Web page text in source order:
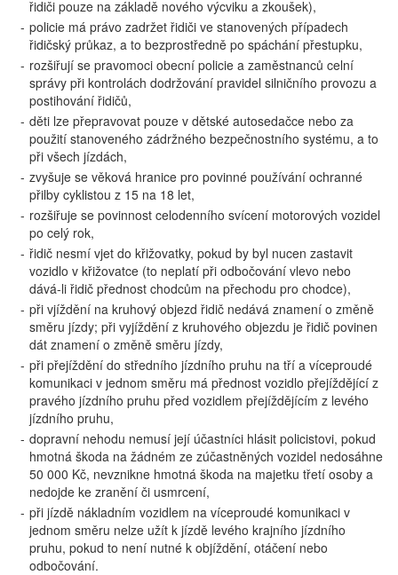
řidiči pouze na základě nového výcviku a zkoušek),
- policie má právo zadržet řidiči ve stanovených případech
řidičský průkaz, a to bezprostředně po spáchání přestupku,
- rozšiřují se pravomoci obecní policie a zaměstnanců celní
správy při kontrolách dodržování pravidel silničního provozu a
postihování řidičů,
- děti lze přepravovat pouze v dětské autosedačce nebo za
použití stanoveného zádržného bezpečnostního systému, a to
při všech jízdách,
- zvyšuje se věková hranice pro povinné používání ochranné
přilby cyklistou z 15 na 18 let,
- rozšiřuje se povinnost celodenního svícení motorových vozidel
po celý rok,
- řidič nesmí vjet do křižovatky, pokud by byl nucen zastavit
vozidlo v křižovatce (to neplatí při odbočování vlevo nebo
dává-li řidič přednost chodcům na přechodu pro chodce),
- při vjíždění na kruhový objezd řidič nedává znamení o změně
směru jízdy; při vyjíždění z kruhového objezdu je řidič povinen
dát znamení o změně směru jízdy,
- při přejíždění do středního jízdního pruhu na tří a víceproudé
komunikaci v jednom směru má přednost vozidlo přejíždějící z
pravého jízdního pruhu před vozidlem přejíždějícím z levého
jízdního pruhu,
- dopravní nehodu nemusí její účastníci hlásit policistovi, pokud
hmotná škoda na žádném ze zúčastněných vozidel nedosáhne
50 000 Kč, nevznikne hmotná škoda na majetku třetí osoby a
nedojde ke zranění či usmrcení,
- při jízdě nákladním vozidlem na víceproudé komunikaci v
jednom směru nelze užít k jízdě levého krajního jízdního
pruhu, pokud to není nutné k objíždění, otáčení nebo
odbočování.